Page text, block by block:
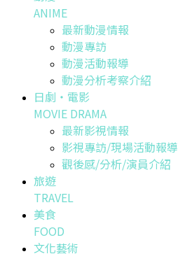
ANIME
最新動漫情報
動漫專訪
動漫活動報導
動漫分析考察介紹
日劇・電影
MOVIE DRAMA
最新影視情報
影視專訪/現場活動報導
觀後感/分析/演員介紹
旅遊
TRAVEL
美食
FOOD
文化藝術